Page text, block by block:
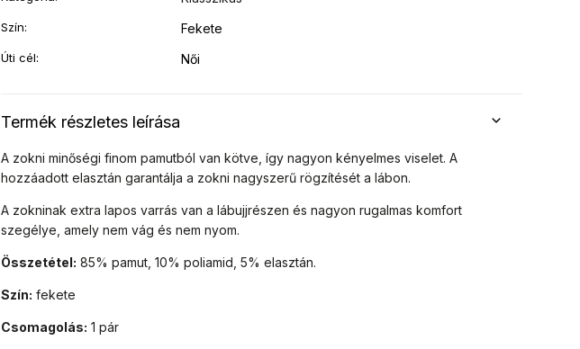
Termék részletes leírása
A zokni minőségi finom pamutból van kötve, így nagyon kényelmes viselet. A
hozzáadott elasztán garantálja a zokni nagyszerű rögzítését a lábon.
A zokninak extra lapos varrás van a lábujjrészen és nagyon rugalmas komfort
szegélye, amely nem vág és nem nyom.
Összetétel: 85% pamut, 10% poliamid, 5% elasztán.
Szín: fekete
Csomagolás: 1 pár
Szín: Fekete
Úti cél: Női